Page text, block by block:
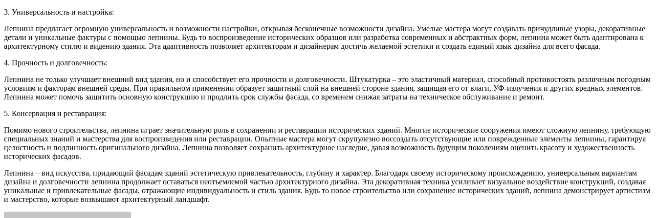
3. Универсальность и настройка:
Лепнина предлагает огромную универсальность и возможности настройки, открывая бесконечные возможности дизайна. Умелые мастера могут создавать причудливые узоры, декоративные
детали и уникальные фактуры с помощью лепнины. Будь то воспроизведение исторических образцов или разработка современных и абстрактных форм, лепнина может быть адаптирована к
архитектурному стилю и видению здания. Эта адаптивность позволяет архитекторам и дизайнерам достичь желаемой эстетики и создать единый язык дизайна для всего фасада.
4. Прочность и долговечность:
Лепнина не только улучшает внешний вид здания, но и способствует его прочности и долговечности. Штукатурка – это эластичный материал, способный противостоять различным погодным
условиям и факторам внешней среды. При правильном применении образует защитный слой на внешней стороне здания, защищая его от влаги, УФ-излучения и других вредных элементов.
Лепнина может помочь защитить основную конструкцию и продлить срок службы фасада, со временем снижая затраты на техническое обслуживание и ремонт.
5. Консервация и реставрация:
Помимо нового строительства, лепнина играет значительную роль в сохранении и реставрации исторических зданий. Многие исторические сооружения имеют сложную лепнину, требующую
специальных знаний и мастерства для воспроизведения или реставрации. Опытные мастера могут скрупулезно воссоздать отсутствующие или поврежденные элементы лепнины, гарантируя
целостность и подлинность оригинального дизайна. Лепнина позволяет сохранить архитектурное наследие, давая возможность будущим поколениям оценить красоту и художественность
исторических фасадов.
Лепнина – вид искусства, придающий фасадам зданий эстетическую привлекательность, глубину и характер. Благодаря своему историческому происхождению, универсальным вариантам
дизайна и долговечности лепнина продолжает оставаться неотъемлемой частью архитектурного дизайна. Эта декоративная техника усиливает визуальное воздействие конструкций, создавая
уникальные и привлекательные фасады, отражающие индивидуальность и стиль здания. Будь то новое строительство или сохранение исторических зданий, лепнина демонстрирует артистизм
и мастерство, которые возвышают архитектурный ландшафт.